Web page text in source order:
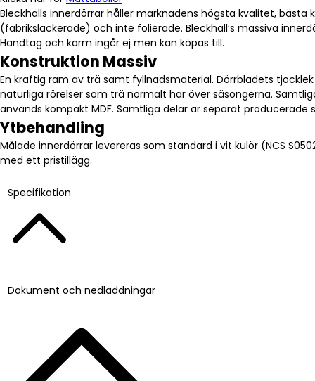
Bleckhalls innerdörrar håller marknadens högsta kvalitet,
(fabrikslackerade) och inte folierade. Bleckhall’s massiva
Handtag och karm ingår ej men kan köpas till.
Konstruktion Massiv
En kraftig ram av trä samt fyllnadsmaterial. Dörrbladets
naturliga rörelser som trä normalt har över säsongerna.
används kompakt MDF. Samtliga delar är separat
Ytbehandling
Målade innerdörrar levereras som standard i vit kulör (NCS
med ett pristillägg.
Specifikation
Dokument och nedladdningar